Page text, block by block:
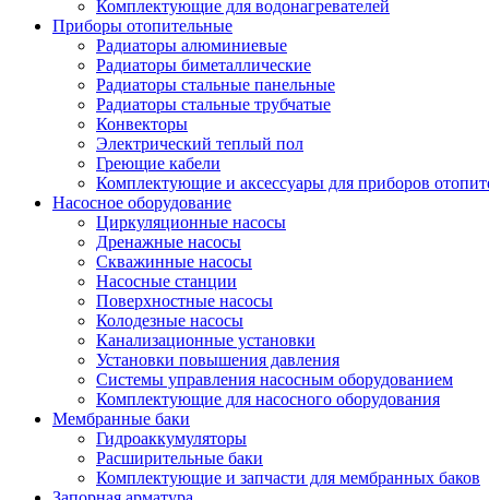
Комплектующие для водонагревателей
Приборы отопительные
Радиаторы алюминиевые
Радиаторы биметаллические
Радиаторы стальные панельные
Радиаторы стальные трубчатые
Конвекторы
Электрический теплый пол
Греющие кабели
Комплектующие и аксессуары для приборов
Насосное оборудование
Циркуляционные насосы
Дренажные насосы
Скважинные насосы
Насосные станции
Поверхностные насосы
Колодезные насосы
Канализационные установки
Установки повышения давления
Системы управления насосным оборудованием
Комплектующие для насосного оборудования
Мембранные баки
Гидроаккумуляторы
Расширительные баки
Комплектующие и запчасти для мембранных баков